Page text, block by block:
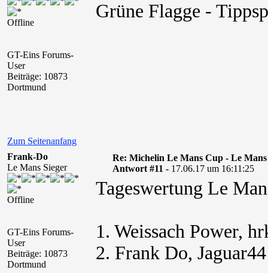
Offline
GT-Eins Forums-
User
Beiträge: 10873
Dortmund
Grüne Flagge -
Zum Seitenanfang
Frank-Do
Le Mans Sieger
Offline
GT-Eins Forums-
User
Beiträge: 10873
Dortmund
Re: Michelin Le Mans Cup - Le Mans
Antwort #11 - 17.06.17 um 16:11:25
Tageswertung Le
1. Weissach Power,
2. Frank Do,